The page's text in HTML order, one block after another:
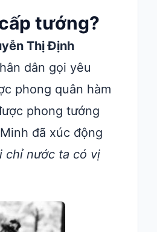
tướng?
Thị Định
dân gọi yêu
phong quân hàm
phong tướng
đã xúc động
chỉ nước ta có vị